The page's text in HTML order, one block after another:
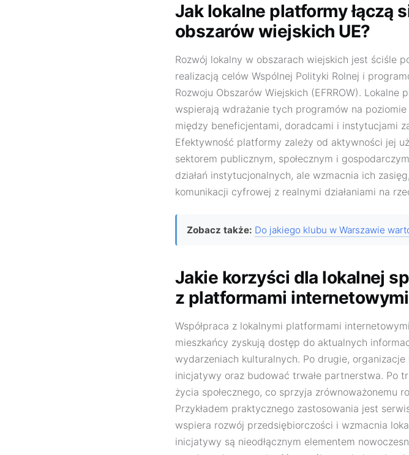
Jak lokalne platformy łączą
obszarów wiejskich UE?
Rozwój lokalny w obszarach wiejskich jest ściśle
realizacją celów Wspólnej Polityki Rolnej i
Rozwoju Obszarów Wiejskich (EFRROW).
wspierają wdrażanie tych programów na
między beneficjentami, doradcami i instytucjami
Efektywność platformy zależy od aktywności jej
sektorem publicznym, społecznym i
działań instytucjonalnych, ale wzmacnia ich
komunikacji cyfrowej z realnymi działaniami na
Zobacz także: Do jakiego klubu w Warszawie
Jakie korzyści dla lokalnej
z platformami
Współpraca z lokalnymi platformami
mieszkańcy zyskują dostęp do aktualnych
wydarzeniach kulturalnych. Po drugie,
inicjatywy oraz budować trwałe partnerstwa. Po
życia społecznego, co sprzyja zrównoważonemu
Przykładem praktycznego zastosowania jest
wspiera rozwój przedsiębiorczości i wzmacnia
inicjatywy są nieodłącznym elementem